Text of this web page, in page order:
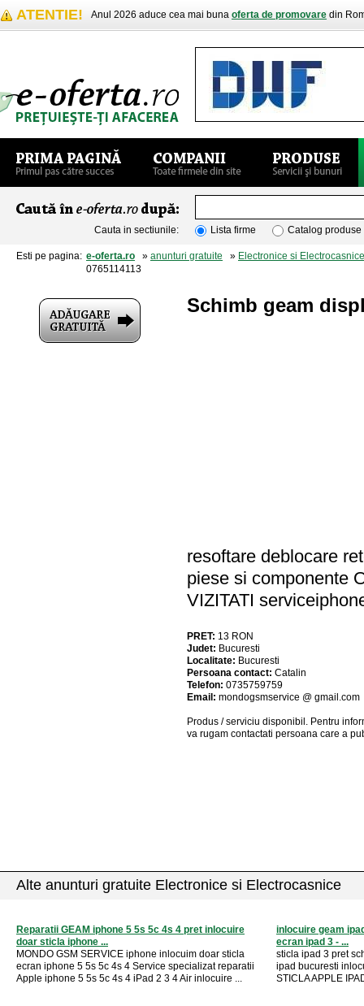
ATENTIE! Anul 2026 aduce cea mai buna oferta de promovare din
Cauta in sectiunile: Lista firme Catalog produse
Esti pe pagina: e-oferta.ro » anunturi gratuite » Electronice si Electrocasnice
0765114113
Schimb geam
resoftare deblocare
piese si componente
VIZITATI
PRET: 13 RON
Judet: Bucuresti
Localitate: Bucuresti
Persoana contact: Catalin
Telefon: 0735759759
Email: mondogsmservice @ gmail.com
Produs / serviciu disponibil . Pentru
va rugam contactati persoana care a
Alte anunturi gratuite Electronice si Electrocasnice
Reparatii GEAM iphone 5 5s 5c 4s 4 pret inlocuire
doar sticla iphone ...
MONDO GSM SERVICE iphone inlocuim doar sticla
ecran iphone 5 5s 5c 4s 4 Service specializat reparatii
Apple iphone 5 5s 5c 4s 4 iPad 2 3 4 Air inlocuire ...
inlocuire geam
ecran ipad 3 - ...
sticla ipad 3 pret
ipad bucuresti
STICLA APPLE